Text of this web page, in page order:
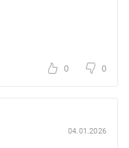
0 0
04.01.2026